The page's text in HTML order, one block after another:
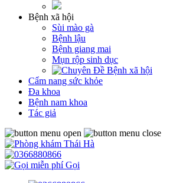
Bệnh xã hội
Sùi mào gà
Bệnh lậu
Bệnh giang mai
Mụn rộp sinh dục
Cẩm nang sức khỏe
Đa khoa
Bệnh nam khoa
Tác giả
Gọi